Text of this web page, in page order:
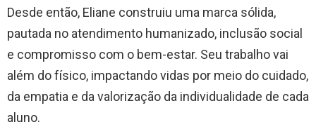
Desde então, Eliane construiu uma marca sólida,
pautada no atendimento humanizado, inclusão social
e compromisso com o bem-estar. Seu trabalho vai
além do físico, impactando vidas por meio do cuidado,
da empatia e da valorização da individualidade de cada
aluno.